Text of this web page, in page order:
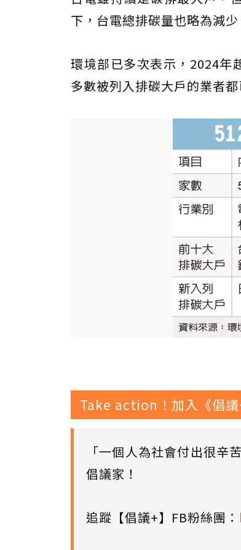
下，台電總排碳量也略為減少
環境部已多次表示，2024年
多數被列入排碳大戶的業者都
Take action！加入《倡議
「一個人為社會付出很
倡議家！
追蹤【倡議+】FB粉絲團：